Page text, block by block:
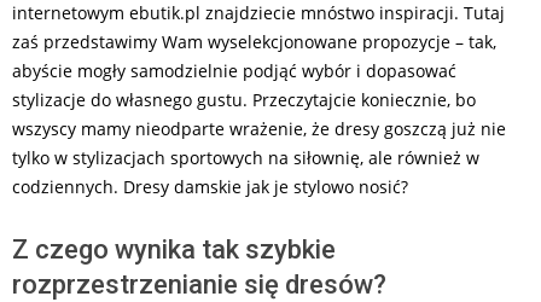
internetowym ebutik.pl znajdziecie mnóstwo inspiracji. Tutaj
zaś przedstawimy Wam wyselekcjonowane propozycje – tak,
abyście mogły samodzielnie podjąć wybór i dopasować
stylizacje do własnego gustu. Przeczytajcie koniecznie, bo
wszyscy mamy nieodparte wrażenie, że dresy goszczą już nie
tylko w stylizacjach sportowych na siłownię, ale również w
codziennych. Dresy damskie jak je stylowo nosić?
Z czego wynika tak szybkie
rozprzestrzenianie się dresów?